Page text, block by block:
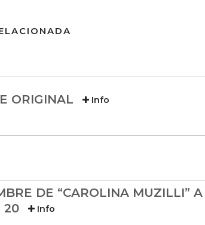
ORIGINAL Info
DE “CAROLINA MUZILLI”
20
Info